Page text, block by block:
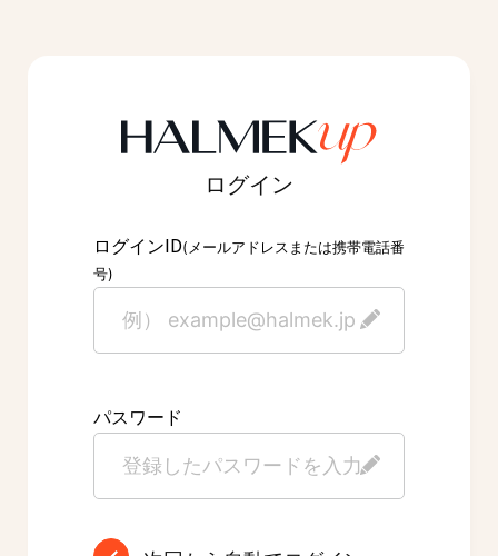
ログイン
ログインID(メールアドレスまたは携帯電話番
号)
パスワード